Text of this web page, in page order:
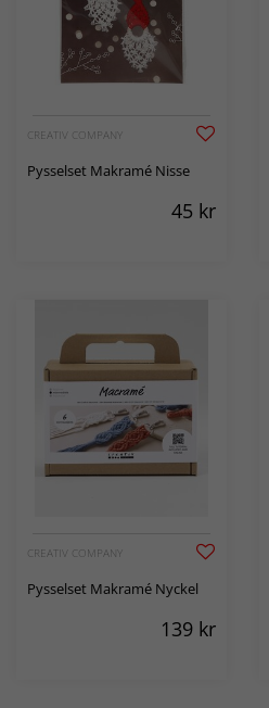
CREATIV COMPANY
Pysselset Makramé Nisse
45 kr
CREATIV COMPANY
Pysselset Makramé Nyckel
139 kr